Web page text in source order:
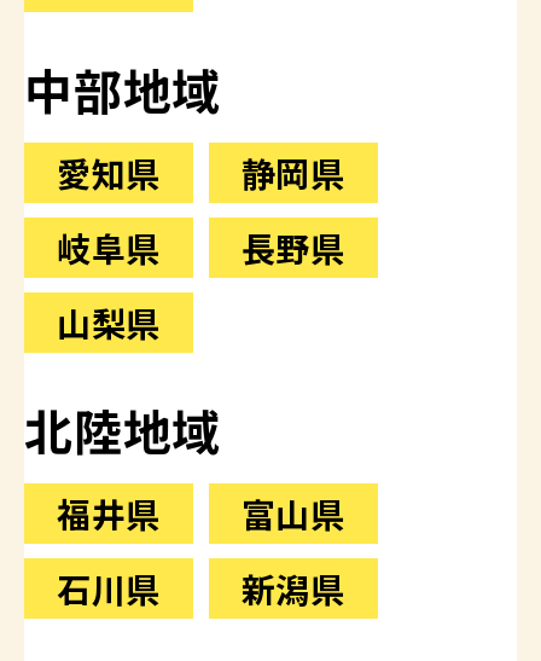
中部地域
愛知県
静岡県
岐阜県
長野県
山梨県
北陸地域
福井県
富山県
石川県
新潟県